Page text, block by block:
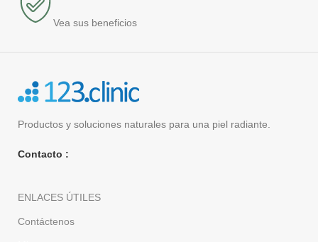
Vea sus beneficios
Productos y soluciones naturales para una piel radiante.
Contacto :
ENLACES ÚTILES
Contáctenos